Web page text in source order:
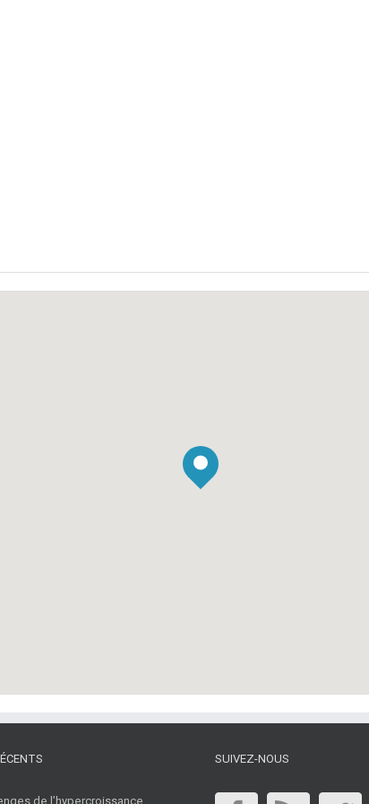
de l’hypercroissance
SUIVEZ-NOUS